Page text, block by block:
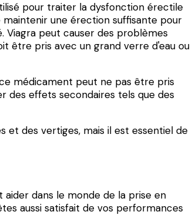
pour traiter la dysfonction érectile
une érection suffisante pour
Viagra peut causer des problèmes
être pris avec un grand verre d'eau ou
médicament peut ne pas être pris
des effets secondaires tels que des
et des vertiges, mais il est essentiel de
dans le monde de la prise en
aussi satisfait de vos performances